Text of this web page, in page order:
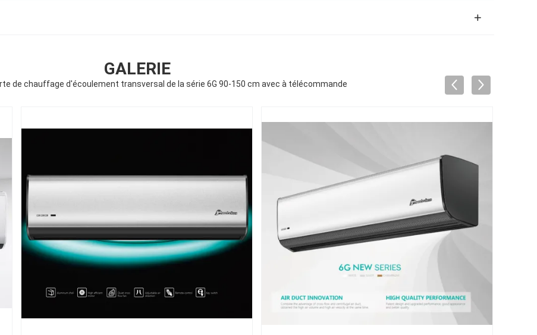
GALERIE
de chauffage d'écoulement transversal de la série 6G 90-150 cm avec à télécommande